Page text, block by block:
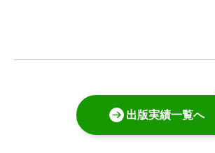
出版実績一覧へ